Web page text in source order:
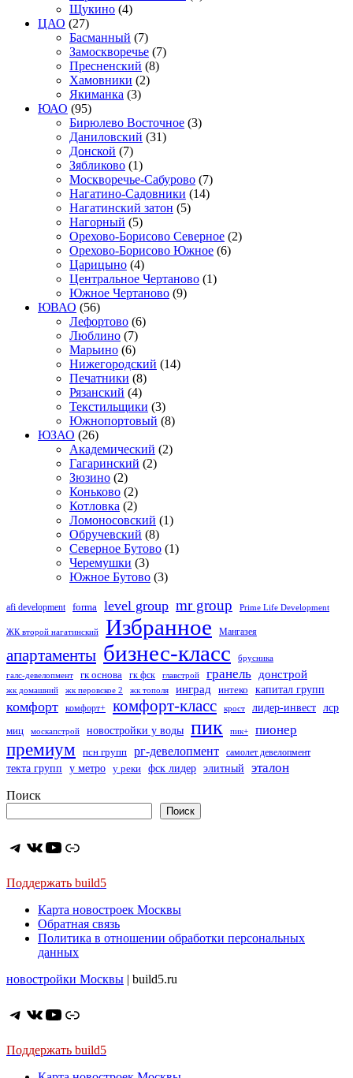
Щукино (4)
ЦАО (27)
Басманный (7)
Замоскворечье (7)
Пресненский (8)
Хамовники (2)
Якиманка (3)
ЮАО (95)
Бирюлево Восточное (3)
Даниловский (31)
Донской (7)
Зябликово (1)
Москворечье-Сабурово (7)
Нагатино-Садовники (14)
Нагатинский затон (5)
Нагорный (5)
Орехово-Борисово Северное (2)
Орехово-Борисово Южное (6)
Царицыно (4)
Центральное Чертаново (1)
Южное Чертаново (9)
ЮВАО (56)
Лефортово (6)
Люблино (7)
Марьино (6)
Нижегородский (14)
Печатники (8)
Рязанский (4)
Текстильщики (3)
Южнопортовый (8)
ЮЗАО (26)
Академический (2)
Гагаринский (2)
Зюзино (2)
Коньково (2)
Котловка (2)
Ломоносовский (1)
Обручевский (8)
Северное Бутово (1)
Черемушки (3)
Южное Бутово (3)
afi development forma level group mr group Prime Life Development
ЖК второй нагатинский Избранное Мангазея
апартаменты бизнес-класс
брусника
галс-девелопмент
гк основа гк фск главстрой гранель донстрой
жк домашний жк перовское 2 жк тополя инград интеко капитал групп
комфорт комфорт+ комфорт-класс крост лидер-инвест лср
миц москапстрой новостройки у воды пик пик+ пионер
премиум псн групп рг-девелопмент самолет девелопмент
текта групп у метро у реки фск лидер элитный эталон
Поиск
Поиск
Telegram
ВКонтакте
YouTube
Ссылка
Поддержать build5
Карта новостроек Москвы
Обратная связь
Политика в отношении обработки персональных
данных
новостройки Москвы | build5.ru
Telegram
ВКонтакте
YouTube
Ссылка
Поддержать build5